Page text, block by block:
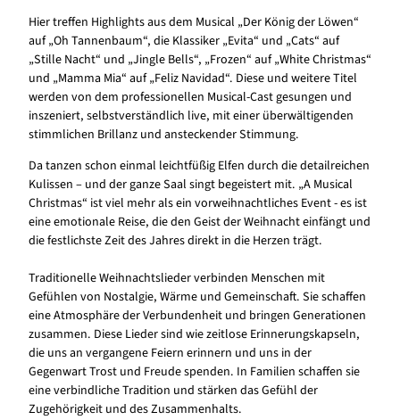
Hier treffen Highlights aus dem Musical „Der König der Löwen“
auf „Oh Tannenbaum“, die Klassiker „Evita“ und „Cats“ auf
„Stille Nacht“ und „Jingle Bells“, „Frozen“ auf „White Christmas“
und „Mamma Mia“ auf „Feliz Navidad“. Diese und weitere Titel
werden von dem professionellen Musical-Cast gesungen und
inszeniert, selbstverständlich live, mit einer überwältigenden
stimmlichen Brillanz und ansteckender Stimmung.
Da tanzen schon einmal leichtfüßig Elfen durch die detailreichen
Kulissen – und der ganze Saal singt begeistert mit. „A Musical
Christmas“ ist viel mehr als ein vorweihnachtliches Event - es ist
eine emotionale Reise, die den Geist der Weihnacht einfängt und
die festlichste Zeit des Jahres direkt in die Herzen trägt.
Traditionelle Weihnachtslieder verbinden Menschen mit
Gefühlen von Nostalgie, Wärme und Gemeinschaft. Sie schaffen
eine Atmosphäre der Verbundenheit und bringen Generationen
zusammen. Diese Lieder sind wie zeitlose Erinnerungskapseln,
die uns an vergangene Feiern erinnern und uns in der
Gegenwart Trost und Freude spenden. In Familien schaffen sie
eine verbindliche Tradition und stärken das Gefühl der
Zugehörigkeit und des Zusammenhalts.